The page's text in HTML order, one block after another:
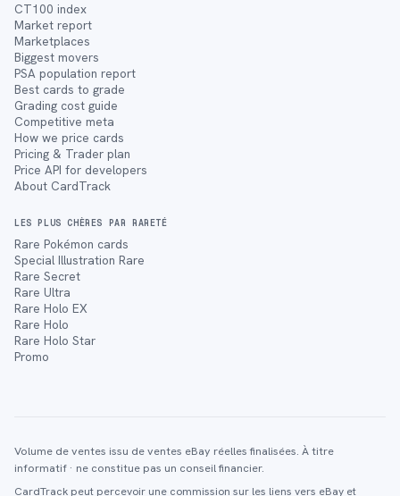
CT100 index
Market report
Marketplaces
Biggest movers
PSA population report
Best cards to grade
Grading cost guide
Competitive meta
How we price cards
Pricing & Trader plan
Price API for developers
About CardTrack
LES PLUS CHÈRES PAR RARETÉ
Rare Pokémon cards
Special Illustration Rare
Rare Secret
Rare Ultra
Rare Holo EX
Rare Holo
Rare Holo Star
Promo
Volume de ventes issu de ventes eBay réelles finalisées. À titre
informatif · ne constitue pas un conseil financier.
CardTrack peut percevoir une commission sur les liens vers eBay et